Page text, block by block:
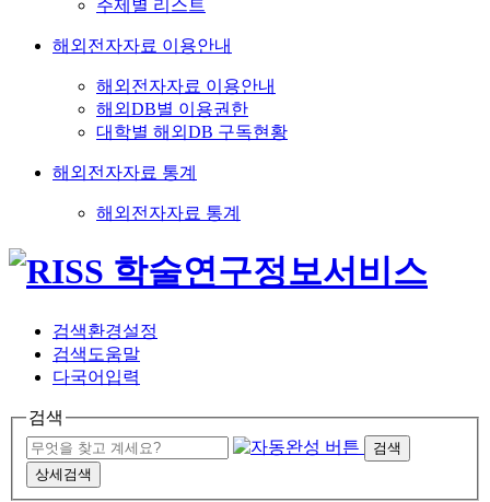
주제별 리스트
해외전자자료 이용안내
해외전자자료 이용안내
해외DB별 이용권한
대학별 해외DB 구독현황
해외전자자료 통계
해외전자자료 통계
검색환경설정
검색도움말
다국어입력
검색
검색
상세검색